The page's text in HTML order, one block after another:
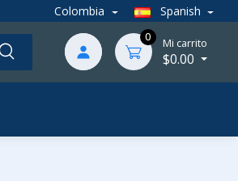
Colombia Spanish
0 Mi carrito
$0.00